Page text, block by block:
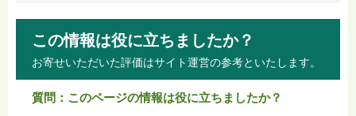
この情報は役に立ちましたか？
お寄せいただいた評価はサイト運営の参考といたします。
質問：このページの情報は役に立ちましたか？